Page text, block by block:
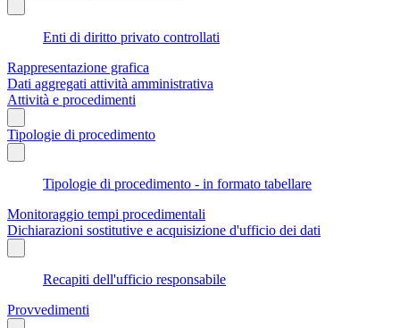
Enti di diritto privato controllati
Rappresentazione grafica
Dati aggregati attività amministrativa
Attività e procedimenti
Tipologie di procedimento
Tipologie di procedimento - in formato tabellare
Monitoraggio tempi procedimentali
Dichiarazioni sostitutive e acquisizione d'ufficio dei dati
Recapiti dell'ufficio responsabile
Provvedimenti